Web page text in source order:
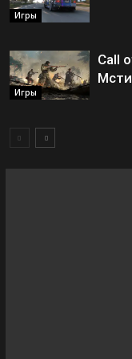
Игры
Игры
Call